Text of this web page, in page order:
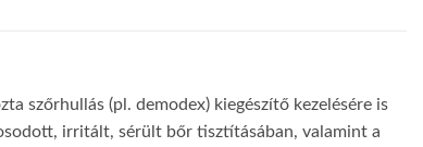
szőrhullás (pl. demodex) kiegészítő kezelésére is
irritált, sérült bőr tisztításában, valamint a